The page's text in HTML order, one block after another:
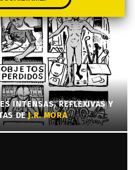
INTENSAS, REFLEXIVAS Y
DEJ.R. MORA